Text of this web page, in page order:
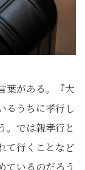
葉がある。『大
るうちに孝行し
。では親孝行と
て行くことなど
ているのだろう